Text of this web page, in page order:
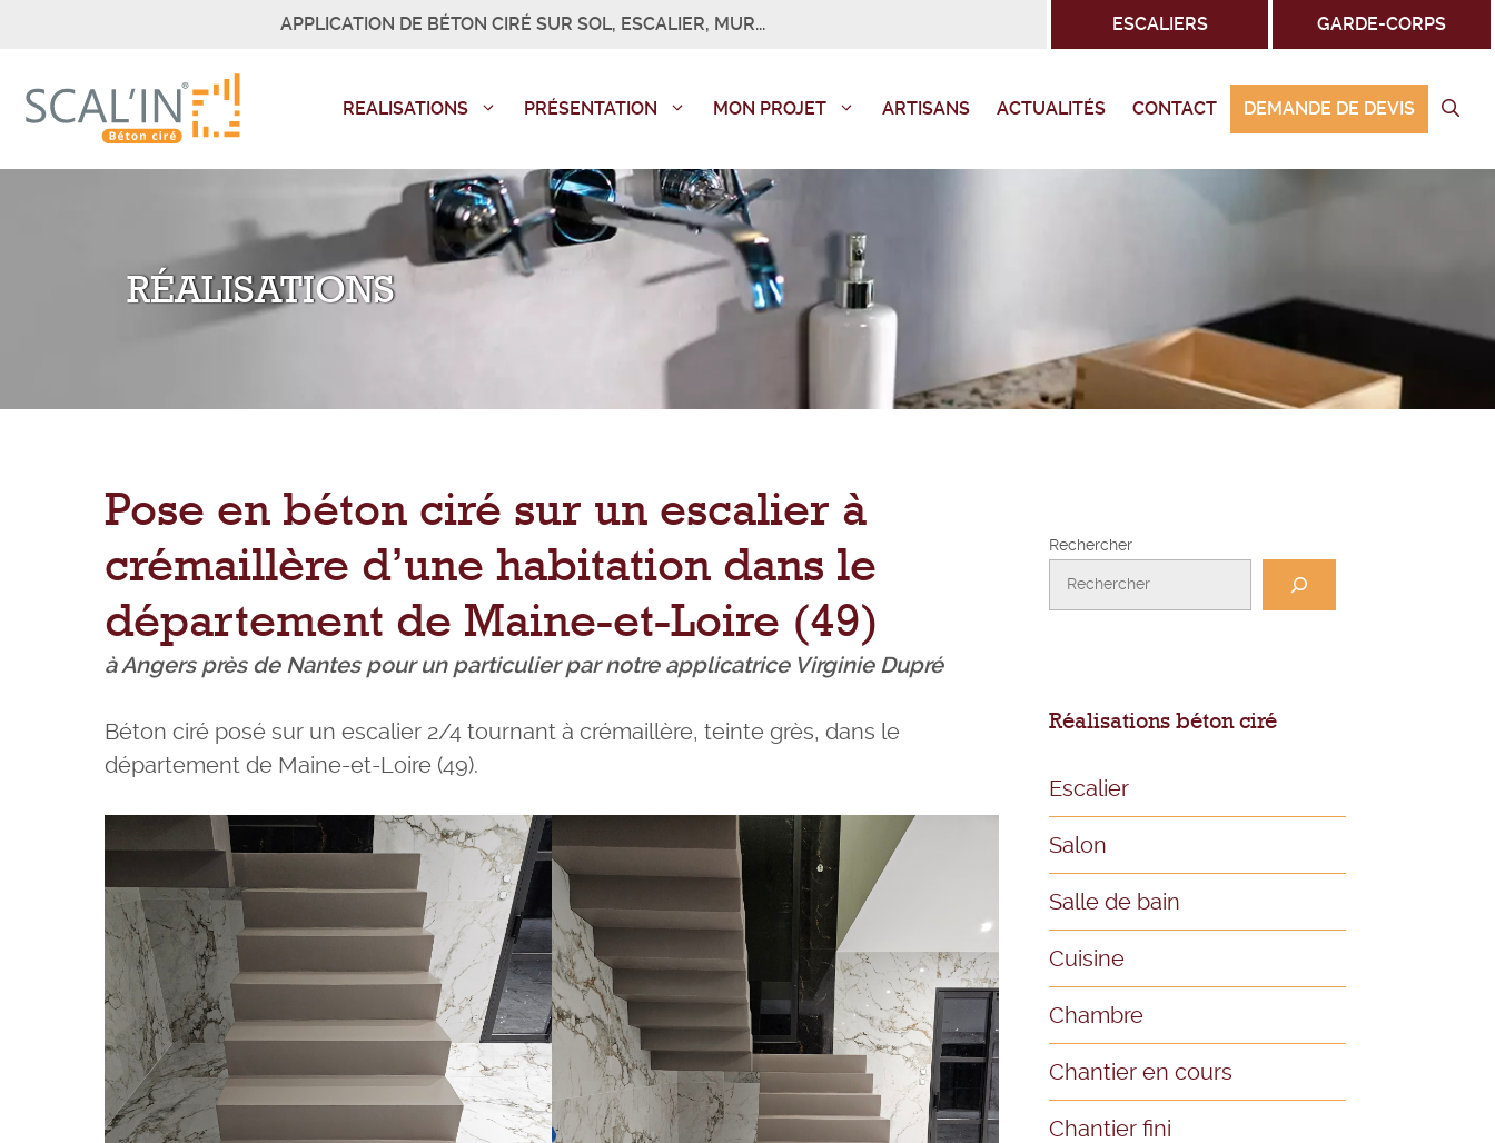
contenu
APPLICATION DE BÉTON CIRÉ SUR SOL, ESCALIER, MUR... ESCALIERS GARDE-CORPS
REALISATIONS PRÉSENTATION MON PROJET ARTISANS ACTUALITÉS CONTACT DEMANDE DE DEVIS
RÉALISATIONS
Pose en béton ciré sur un escalier à
crémaillère d’une habitation dans le
département de Maine-et-Loire (49)
à Angers près de Nantes pour un particulier par notre applicatrice Virginie Dupré
Béton ciré posé sur un escalier 2/4 tournant à crémaillère, teinte grès, dans le
département de Maine-et-Loire (49).
Rechercher
Réalisations béton ciré
Escalier
Salon
Salle de bain
Cuisine
Chambre
Chantier en cours
Chantier fini